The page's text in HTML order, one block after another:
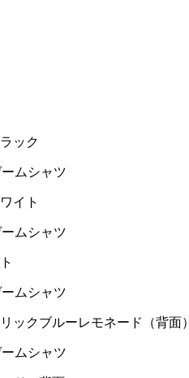
ック
イト
ックブルーレモネード（背面）